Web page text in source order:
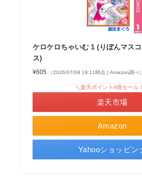
ケロケロちゃいむ 1 (りぼんマス
ス)
¥605 （2026/07/08 19:11時点 | Amazon調べ）
Amazon
＼楽天ポイント4倍セール
楽天市場
Yahooショッピン